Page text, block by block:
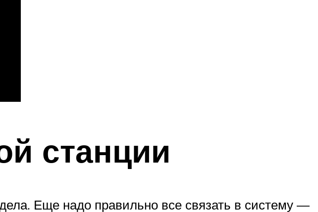
станции
Еще надо правильно все связать в систему —